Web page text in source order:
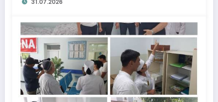
o‘tkazildi
31.07.2026